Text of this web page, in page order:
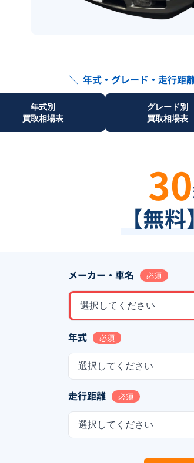
＼ 年式・グレード・走行距
年式別
買取相場表
グレード別
買取相場表
30
【無
メーカー・車名 必須
選択してください
年式 必須
選択してください
走行距離 必須
選択してください